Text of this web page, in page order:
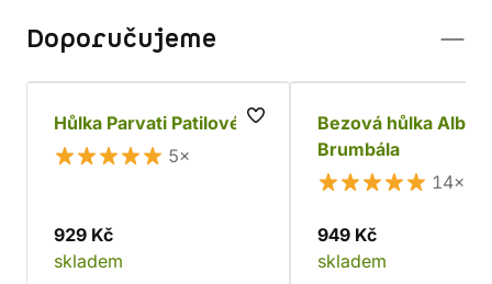
Doporučujeme
Hůlka Parvati Patilové
5×
929 Kč
skladem
Bezová hůlka
Brumbála
14×
949 Kč
skladem